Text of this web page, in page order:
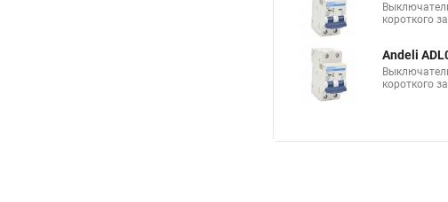
короткого
Andeli
короткого